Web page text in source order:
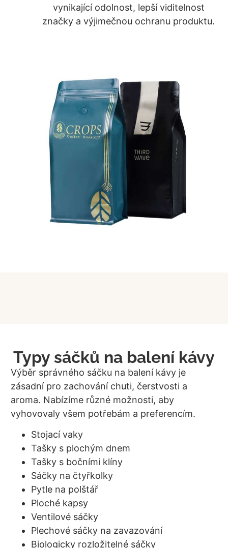
vynikající odolnost, lepší viditelnost
značky a výjimečnou ochranu produktu.
Typy sáčků na balení kávy
Výběr správného sáčku na balení kávy je
zásadní pro zachování chuti, čerstvosti a
aroma. Nabízíme různé možnosti, aby
vyhovovaly všem potřebám a preferencím.
Stojací vaky
Tašky s plochým dnem
Tašky s bočními klíny
Sáčky na čtyřkolky
Pytle na polštář
Ploché kapsy
Ventilové sáčky
Plechové sáčky na zavazování
Biologicky rozložitelné sáčky